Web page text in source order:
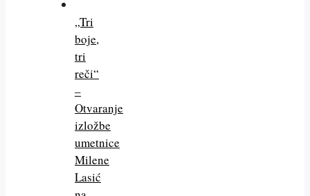
„Tri
boje,
tri
reči“
–
Otvaranje
izložbe
umetnice
Milene
Lasić